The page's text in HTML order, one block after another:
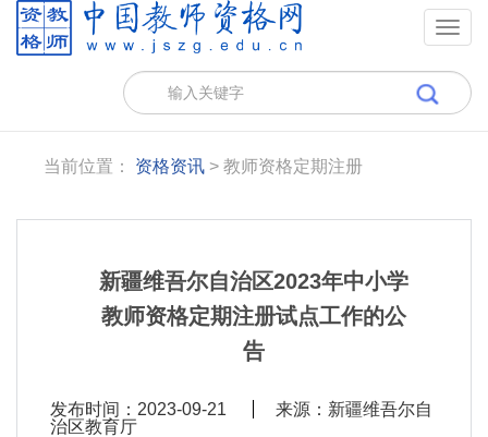
当前位置： 资格资讯 > 教师资格定期注册
新疆维吾尔自治区2023年中小学
教师资格定期注册试点工作的公
告
发布时间：2023-09-21
来源：新疆维吾尔自
治区教育厅